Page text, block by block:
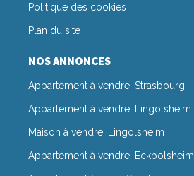
Politique des cookies
Plan du site
NOS ANNONCES
Appartement à vendre, Strasbourg
Appartement à vendre, Lingolsheim
Maison à vendre, Lingolsheim
Appartement à vendre, Eckbolsheim